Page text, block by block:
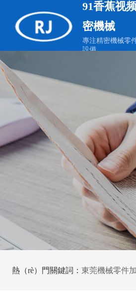
91香蕉视
密機械
專注精密機械零
設備
熱（rè）門關鍵詞： 東莞機械零件